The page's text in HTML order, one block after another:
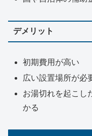
デメリット
初期費用が高い
広い設置場所が必
お湯切れを起こし
かる